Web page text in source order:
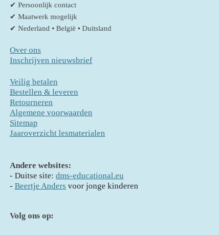
✔ Persoonlijk contact
✔ Maatwerk mogelijk
✔ Nederland • België • Duitsland
Over ons
Inschrijven nieuwsbrief
Veilig betalen
Bestellen & leveren
Retourneren
Algemene voorwaarden
Sitemap
Jaaroverzicht lesmaterialen
Andere websites:
- Duitse site: dms-educational.eu
- Beertje Anders voor jonge kinderen
Volg ons op: